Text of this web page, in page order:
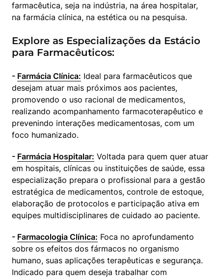
farmacêutica, seja na indústria, na área hospitalar,
na farmácia clínica, na estética ou na pesquisa.
Explore as Especializações da Estácio
para Farmacêuticos:
- Farmácia Clínica: Ideal para farmacêuticos que
desejam atuar mais próximos aos pacientes,
promovendo o uso racional de medicamentos,
realizando acompanhamento farmacoterapêutico e
prevenindo interações medicamentosas, com um
foco humanizado.
- Farmácia Hospitalar: Voltada para quem quer atuar
em hospitais, clínicas ou instituições de saúde, essa
especialização prepara o profissional para a gestão
estratégica de medicamentos, controle de estoque,
elaboração de protocolos e participação ativa em
equipes multidisciplinares de cuidado ao paciente.
- Farmacologia Clínica: Foca no aprofundamento
sobre os efeitos dos fármacos no organismo
humano, suas aplicações terapêuticas e segurança.
Indicado para quem deseja trabalhar com